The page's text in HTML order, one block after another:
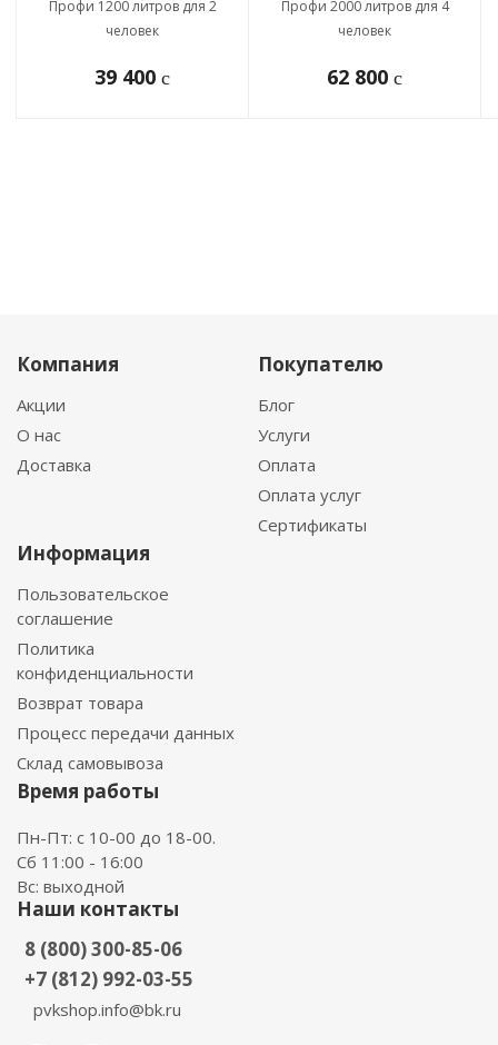
Профи 1200 литров для 2
человек
39 400 c
Профи 2000 литров для 4
человек
62 800 c
Компания
Акции
О нас
Доставка
Покупателю
Блог
Услуги
Оплата
Оплата услуг
Сертификаты
Информация
Пользовательское
соглашение
Политика
конфиденциальности
Возврат товара
Процесс передачи данных
Склад самовывоза
Время работы
Пн-Пт: с 10-00 до 18-00.
Сб 11:00 - 16:00
Вс: выходной
Наши контакты
8 (800) 300-85-06
+7 (812) 992-03-55
pvkshop.info@bk.ru